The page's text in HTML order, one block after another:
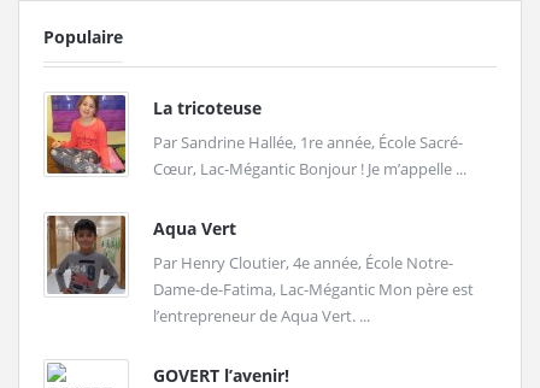
Populaire
La tricoteuse
Par Sandrine Hallée, 1re année, École Sacré-
Cœur, Lac-Mégantic Bonjour ! Je m’appelle ...
Aqua Vert
Par Henry Cloutier, 4e année, École Notre-
Dame-de-Fatima, Lac-Mégantic Mon père est
l’entrepreneur de Aqua Vert. ...
GOVERT l’avenir!